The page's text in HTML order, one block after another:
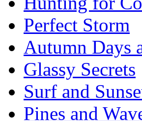
Perfect Storm
Autumn Days
Glassy Secrets
Surf and
Pines and